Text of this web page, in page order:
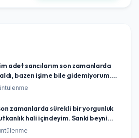
adet sancılarım son zamanlarda
bazen işime bile gidemiyorum.
zaman geleceği belli olmuyor.
normal mi, yoksa vücudum bana
çalışıyor?
zamanlarda sürekli bir yorgunluk
hali içindeyim. Sanki beynim
'strestendir' diyor ama ben eskiden